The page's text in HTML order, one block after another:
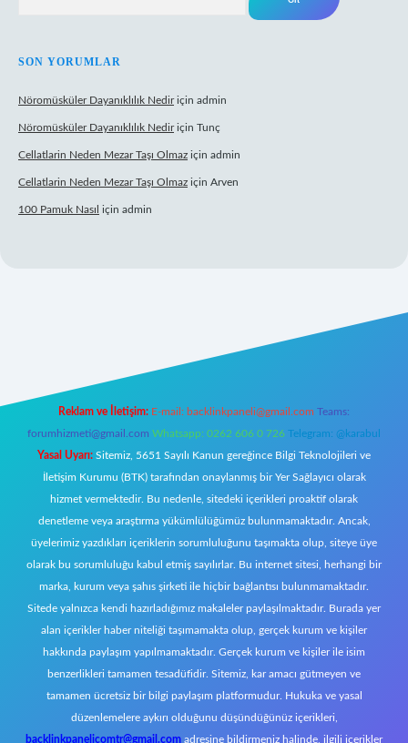
SON YORUMLAR
Nöromüsküler Dayanıklılık Nediriçin admin
Nöromüsküler Dayanıklılık Nediriçin Tunç
Cellatlarin Neden Mezar Taşı Olmaz için admin
Cellatlarin Neden Mezar Taşı Olmaz için Arven
100 Pamuk Nasıl için admin
Reklam ve İletişim: E-mail: backlinkpaneli@gmail.com Teams:
forumhizmeti@gmail.com Whatsapp: 0262 606 0 726 Telegram: @karabul
Yasal Uyarı: Sitemiz, 5651 Sayılı Kanun gereğince Bilgi Teknolojileri ve
İletişim Kurumu (BTK) tarafından onaylanmış bir Yer Sağlayıcı olarak
hizmet vermektedir. Bu nedenle, sitedeki içerikleri proaktif olarak
denetleme veya araştırma yükümlülüğümüz bulunmamaktadır. Ancak,
üyelerimiz yazdıkları içeriklerin sorumluluğunu taşımakta olup, siteye üye
olarak bu sorumluluğu kabul etmiş sayılırlar. Bu internet sitesi, herhangi bir
marka, kurum veya şahıs şirketi ile hiçbir bağlantısı bulunmamaktadır.
Sitede yalnızca kendi hazırladığımız makaleler paylaşılmaktadır. Burada yer
alan içerikler haber niteliği taşımamakta olup, gerçek kurum ve kişiler
hakkında paylaşım yapılmamaktadır. Gerçek kurum ve kişiler ile isim
benzerlikleri tamamen tesadüfidir. Sitemiz, kar amacı gütmeyen ve
tamamen ücretsiz bir bilgi paylaşım platformudur. Hukuka ve yasal
düzenlemelere aykırı olduğunu düşündüğünüz içerikleri,
backlinkpanelicomtr@gmail.com adresine bildirmeniz halinde, ilgili içerikler